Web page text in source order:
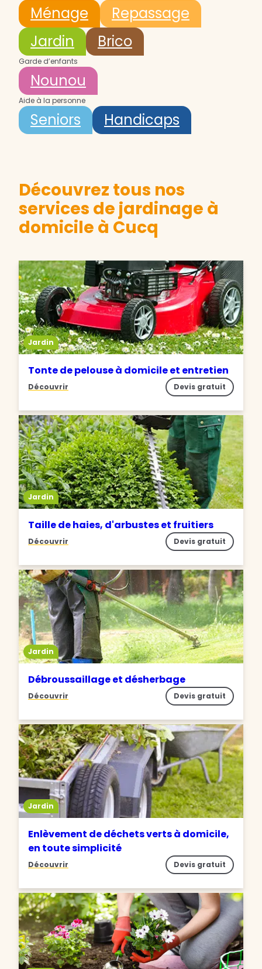
Ménage
Repassage
Jardin
Brico
Garde d’enfants
Nounou
Aide à la personne
Seniors Handicaps
Découvrez tous nos
services de jardinage à
domicile à Cucq
Jardin
Tonte de pelouse à domicile et entretien
Découvrir Devis gratuit
Jardin
Taille de haies, d'arbustes et fruitiers
Découvrir Devis gratuit
Jardin
Débroussaillage et désherbage
Découvrir Devis gratuit
Jardin
Enlèvement de déchets verts à domicile,
en toute simplicité
Découvrir Devis gratuit